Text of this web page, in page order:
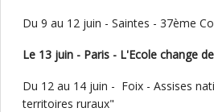
Du 9 au 12 juin - Saintes - 37ème
Le 13 juin - Paris - L'Ecole change
Du 12 au 14 juin - Foix - Assises
territoires ruraux"